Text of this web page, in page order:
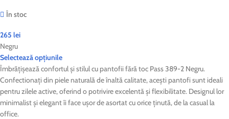
În stoc
265 lei
Negru
Selectează opțiunile
Îmbrățișează confortul și stilul cu pantofii fără toc Pass 389-2 Negru.
Confectionați din piele naturală de înaltă calitate, acești pantofi sunt ideali
pentru zilele active, oferind o potrivire excelentă și flexibilitate. Designul lor
minimalist și elegant îi face ușor de asortat cu orice ținută, de la casual la
office.